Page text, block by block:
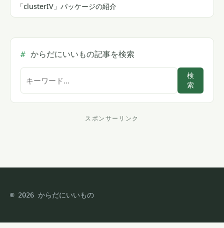
「clusterIV」パッケージの紹介
からだにいいもの記事を検索
ト
検
索
スポンサーリンク
ン
ー
© 2026 からだにいいもの